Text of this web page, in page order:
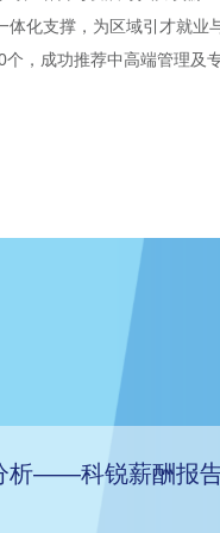
化支撑，为区域引才就业
，成功推荐中高端管理及
析——科锐薪酬报